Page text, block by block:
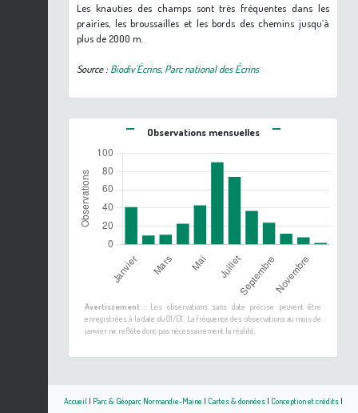
Les knauties des champs sont très fréquentes dans les
prairies, les broussailles et les bords des chemins jusqu’à
plus de 2000 m.
Source : Biodiv'Écrins, Parc national des Écrins
Observations mensuelles
Avertissement :Les observations sans date précise peuvent être
enregistrées à la date du 01/01. La fréquence des observations au mois de
janvier ne reflète donc pas nécessairement la réalité.
Accueil | Parc & Géoparc Normandie-Maine | Cartes & données| Conception et crédits|